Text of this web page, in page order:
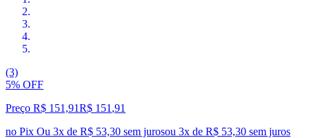
(3)
5% OFF
Preço R$ 151,91R$ 151 ,91
no Pix Ou 3x de R$ 53,30 sem jurosou 3x de R$ 53,30 sem juros